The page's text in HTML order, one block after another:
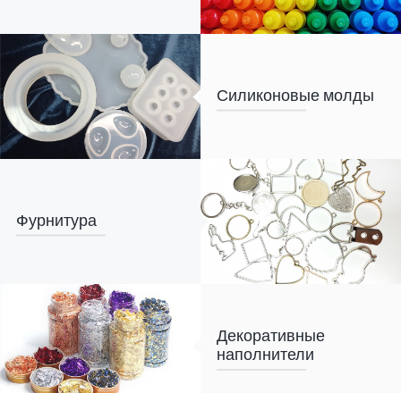
Силиконовые молды
Фурнитура
Декоративные
наполнители